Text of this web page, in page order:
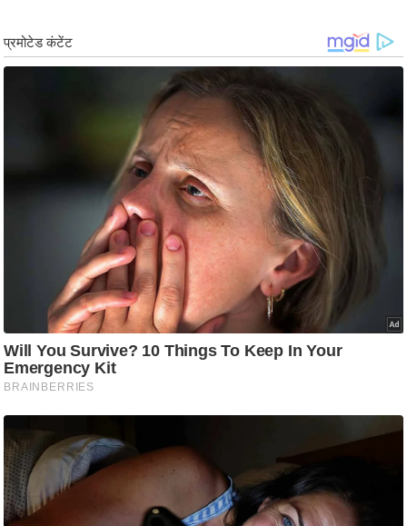
a
k
इ
ल
टे
क्नॉ
लॉ
जी
ब्यू
टी